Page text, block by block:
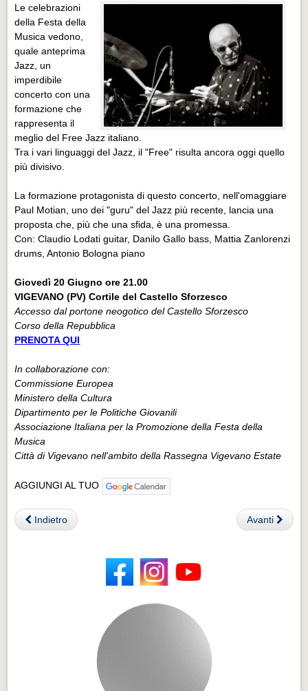
Le celebrazioni
della Festa della
Musica vedono,
quale anteprima
Jazz, un
imperdibile
concerto con una
formazione che
rappresenta il
meglio del Free Jazz italiano.
Tra i vari linguaggi del Jazz, il "Free" risulta ancora oggi quello
più divisivo.
La formazione protagonista di questo concerto, nell'omaggiare
Paul Motian, uno dei "guru" del Jazz più recente, lancia una
proposta che, più che una sfida, è una promessa.
Con: Claudio Lodati guitar, Danilo Gallo bass, Mattia Zanlorenzi
drums, Antonio Bologna piano
Giovedì 20 Giugno ore 21.00
VIGEVANO (PV) Cortile del Castello Sforzesco
Accesso dal portone neogotico del Castello Sforzesco
Corso della Repubblica
PRENOTA QUI
In collaborazione con:
Commissione Europea
Ministero della Cultura
Dipartimento per le Politiche Giovanili
Associazione Italiana per la Promozione della Festa della
Musica
Città di Vigevano nell'ambito della Rassegna Vigevano Estate
AGGIUNGI AL TUO
Indietro Avanti